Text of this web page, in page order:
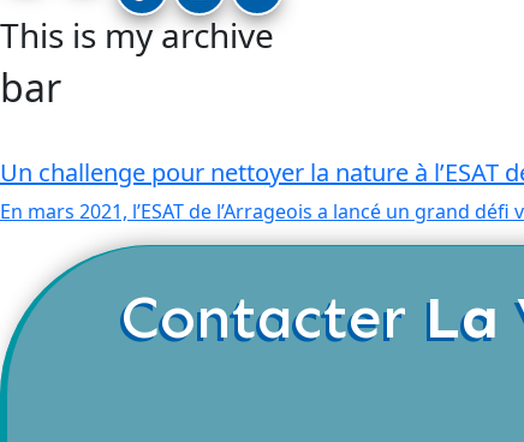
This is my archive
bar
Un challenge pour nettoyer la nature à l’ESAT
En mars 2021, l’ESAT de l’Arrageois a lancé un grand défi
Contacter La